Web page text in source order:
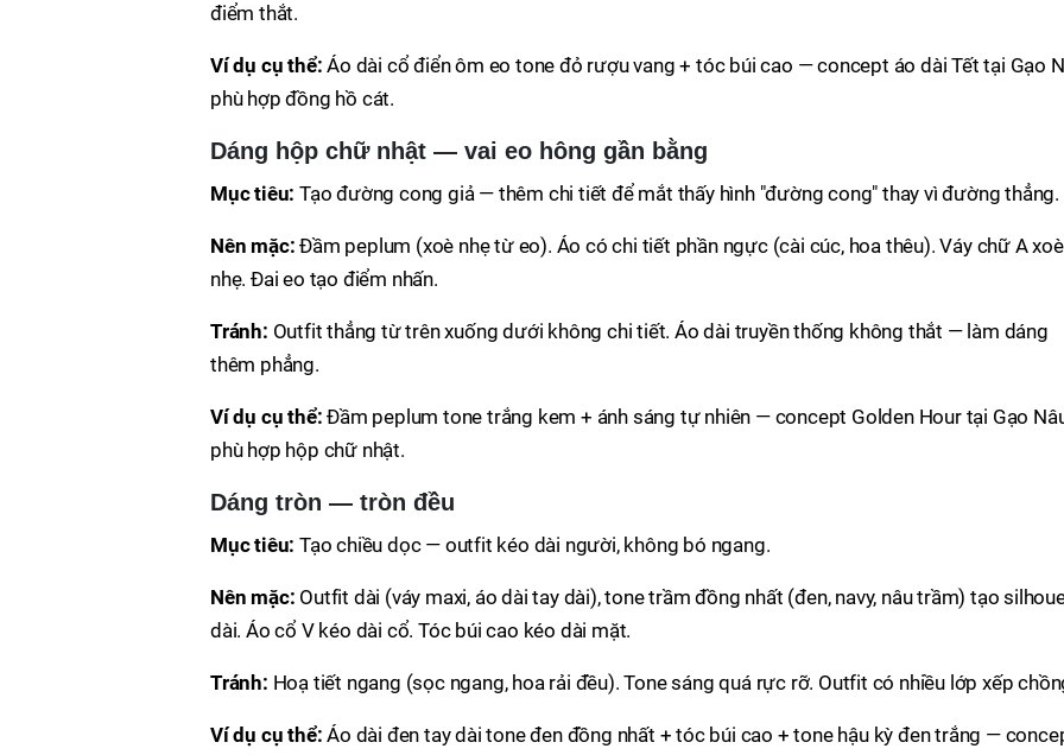
điểm thắt.
Ví dụ cụ thể: Áo dài cổ điển ôm eo tone đỏ rượu vang + tóc búi cao — concept áo dài Tết tại Gạo
phù hợp đồng hồ cát.
Dáng hộp chữ nhật — vai eo hông gần bằng
Mục tiêu: Tạo đường cong giả — thêm chi tiết để mắt thấy hình "đường cong" thay vì đường thẳng.
Nên mặc: Đầm peplum (xoè nhẹ từ eo). Áo có chi tiết phần ngực (cài cúc, hoa thêu). Váy chữ A xoè
nhẹ. Đai eo tạo điểm nhấn.
Tránh: Outfit thẳng từ trên xuống dưới không chi tiết. Áo dài truyền thống không thắt — làm dáng
thêm phẳng.
Ví dụ cụ thể: Đầm peplum tone trắng kem + ánh sáng tự nhiên — concept Golden Hour tại Gạo
phù hợp hộp chữ nhật.
Dáng tròn — tròn đều
Mục tiêu: Tạo chiều dọc — outfit kéo dài người, không bó ngang.
Nên mặc: Outfit dài (váy maxi, áo dài tay dài), tone trầm đồng nhất (đen, navy, nâu trầm) tạo
dài. Áo cổ V kéo dài cổ. Tóc búi cao kéo dài mặt.
Tránh: Hoạ tiết ngang (sọc ngang, hoa rải đều). Tone sáng quá rực rỡ. Outfit có nhiều lớp xếp
Ví dụ cụ thể: Áo dài đen tay dài tone đen đồng nhất + tóc búi cao + tone hậu kỳ đen trắng —